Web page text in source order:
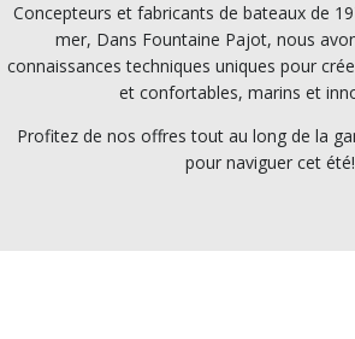
Concepteurs et fabricants de bateaux de
mer, Dans Fountaine Pajot, nous
connaissances techniques uniques pour
et confortables, marins et
Profitez de nos offres tout au long de la
pour naviguer cet été!